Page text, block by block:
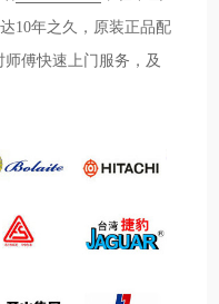
10年之久，原装正品配
傅快速上门服务，及